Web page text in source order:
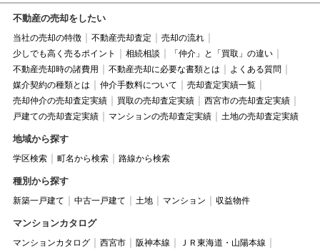
不動産の売却をしたい
当社の売却の特徴 不動産売却査定
売却の流れ
少しでも高く売るポイント
相続相談
「仲介」と「買取」の違い
不動産売却時の諸費用
不動産売却に必要な書類とは
よくある質問
媒介契約の種類とは
仲介手数料について
売却査定実績一覧
売却仲介の売却査定実績
買取の売却査定実績
西宮市の売却査定実績
戸建ての売却査定実績
マンションの売却査定実績 土地の売却査定実績
地域から探す
学区検索 町名から検索 路線から検索
種別から探す
新築一戸建て 中古一戸建て 土地 マンション 収益物件
マンションカタログ
マンションカタログ 西宮市 阪神本線
ＪＲ東海道・山陽本線